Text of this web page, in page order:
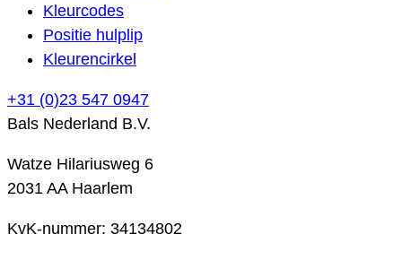
Kleurcodes
Positie hulplip
Kleurencirkel
+31 (0)23 547 0947
Bals Nederland B.V.
Watze Hilariusweg 6
2031 AA Haarlem
KvK-nummer: 34134802